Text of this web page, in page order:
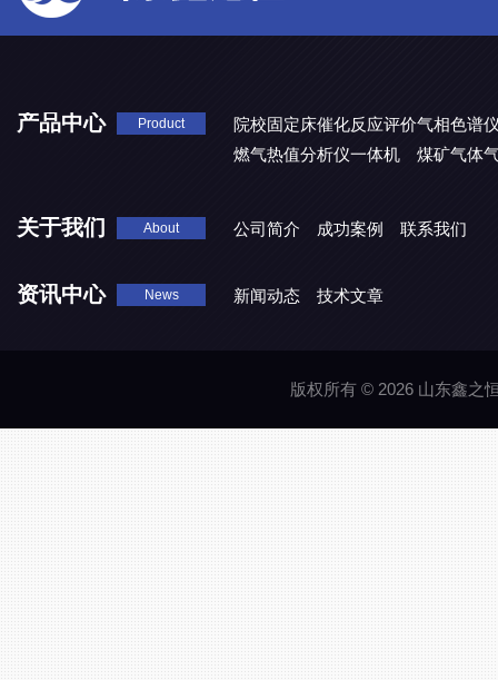
产品中心 Product
院校固定床催化反应评价气相色谱
燃气热值分析仪一体机
煤矿气体
关于我们 About 公司简介 成功案例 联系我们
资讯中心 News 新闻动态 技术文章
版权所有 © 2026 山东鑫之